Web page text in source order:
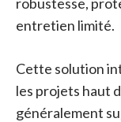
entretien limité.
Cette solution
les projets haut
généralement